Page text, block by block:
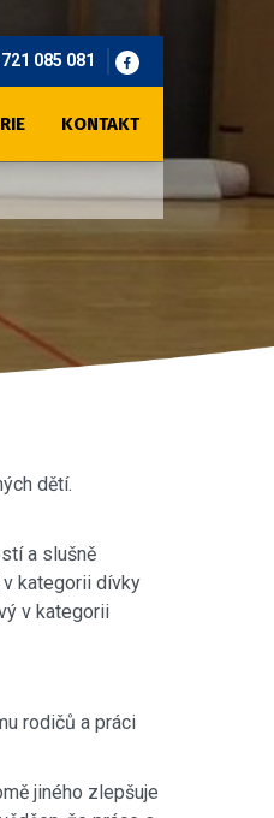
721 085 081
KONTAKT
dětí.
a slušně
v kategorii dívky
v kategorii
rodičů a práci
jiného zlepšuje